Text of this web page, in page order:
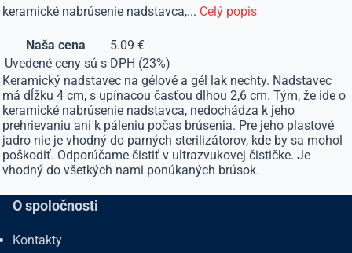
keramické nabrúsenie nadstavca,... Celý popis
Naša cena
5.09 €
Uvedené ceny sú s DPH (23%)
Keramický nadstavec na gélové a gél lak nechty. Nadstavec
má dĺžku 4 cm, s upínacou časťou dlhou 2,6 cm. Tým, že ide o
keramické nabrúsenie nadstavca, nedochádza k jeho
prehrievaniu ani k páleniu počas brúsenia. Pre jeho plastové
jadro nie je vhodný do parných sterilizátorov, kde by sa mohol
poškodiť. Odporúčame čistiť v ultrazvukovej čističke. Je
vhodný do všetkých nami ponúkaných brúsok.
O spoločnosti
Kontakty